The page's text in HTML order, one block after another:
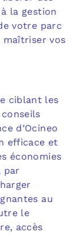
la gestion
votre parc
maîtriser vos
ciblant les
d’Ocineo
efficace et
économies
par
au
le
accès